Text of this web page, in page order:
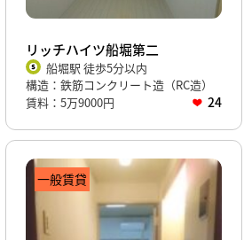
リッチハイツ船堀第二
船堀駅 徒歩5分以内
構造：鉄筋コンクリート造（RC造）
賃料：5万9000円
24
一般賃貸